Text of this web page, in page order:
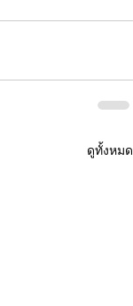
ดูทั้งหมด